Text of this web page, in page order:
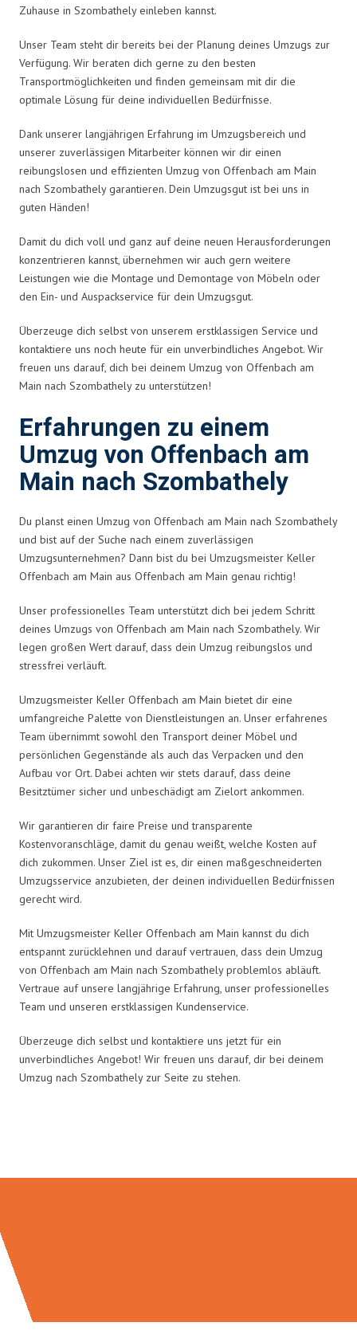
Zuhause in Szombathely einleben kannst.
Unser Team steht dir bereits bei der Planung deines Umzugs zur
Verfügung. Wir beraten dich gerne zu den besten
Transportmöglichkeiten und finden gemeinsam mit dir die
optimale Lösung für deine individuellen Bedürfnisse.
Dank unserer langjährigen Erfahrung im Umzugsbereich und
unserer zuverlässigen Mitarbeiter können wir dir einen
reibungslosen und effizienten Umzug von Offenbach am Main
nach Szombathely garantieren. Dein Umzugsgut ist bei uns in
guten Händen!
Damit du dich voll und ganz auf deine neuen Herausforderungen
konzentrieren kannst, übernehmen wir auch gern weitere
Leistungen wie die Montage und Demontage von Möbeln oder
den Ein- und Auspackservice für dein Umzugsgut.
Überzeuge dich selbst von unserem erstklassigen Service und
kontaktiere uns noch heute für ein unverbindliches Angebot. Wir
freuen uns darauf, dich bei deinem Umzug von Offenbach am
Main nach Szombathely zu unterstützen!
Erfahrungen zu einem
Umzug von Offenbach am
Main nach Szombathely
Du planst einen Umzug von Offenbach am Main nach Szombathely
und bist auf der Suche nach einem zuverlässigen
Umzugsunternehmen? Dann bist du bei Umzugsmeister Keller
Offenbach am Main aus Offenbach am Main genau richtig!
Unser professionelles Team unterstützt dich bei jedem Schritt
deines Umzugs von Offenbach am Main nach Szombathely. Wir
legen großen Wert darauf, dass dein Umzug reibungslos und
stressfrei verläuft.
Umzugsmeister Keller Offenbach am Main bietet dir eine
umfangreiche Palette von Dienstleistungen an. Unser erfahrenes
Team übernimmt sowohl den Transport deiner Möbel und
persönlichen Gegenstände als auch das Verpacken und den
Aufbau vor Ort. Dabei achten wir stets darauf, dass deine
Besitztümer sicher und unbeschädigt am Zielort ankommen.
Wir garantieren dir faire Preise und transparente
Kostenvoranschläge, damit du genau weißt, welche Kosten auf
dich zukommen. Unser Ziel ist es, dir einen maßgeschneiderten
Umzugsservice anzubieten, der deinen individuellen Bedürfnissen
gerecht wird.
Mit Umzugsmeister Keller Offenbach am Main kannst du dich
entspannt zurücklehnen und darauf vertrauen, dass dein Umzug
von Offenbach am Main nach Szombathely problemlos abläuft.
Vertraue auf unsere langjährige Erfahrung, unser professionelles
Team und unseren erstklassigen Kundenservice.
Überzeuge dich selbst und kontaktiere uns jetzt für ein
unverbindliches Angebot! Wir freuen uns darauf, dir bei deinem
Umzug nach Szombathely zur Seite zu stehen.